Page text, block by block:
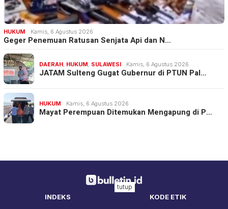
HUKUM Kamis, 6 Agustus 2026
Geger Penemuan Ratusan Senjata Api dan N…
DAERAH, HUKUM, SULAWESI Kamis, 6 Agustus 2026
JATAM Sulteng Gugat Gubernur di PTUN Pal…
HUKUM Kamis, 6 Agustus 2026
Mayat Perempuan Ditemukan Mengapung di P…
INDEKS
KODE ETIK
tutup